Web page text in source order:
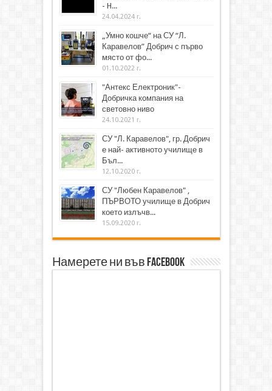
- H...
24.04.2024 г.
„Умно кошче“ на СУ “Л.
Каравелов” Добрич с първо
място от фо...
01.10.2022 г.
"Антекс Електроник"-
Добричка компания на
световно ниво
24.10.2021 г.
СУ "Л. Каравелов", гр. Добрич
е най- активното училище в
Бъл...
12.10.2020 г.
СУ "Любен Каравелов" ,
ПЪРВОТО училище в Добрич
което излъчв...
15.09.2020 г.
Намерете ни във Facebook